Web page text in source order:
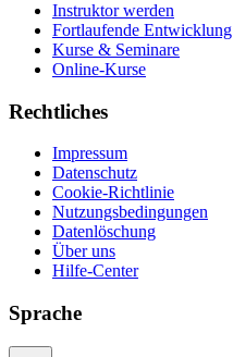
Instruktor werden
Fortlaufende Entwicklung
Kurse & Seminare
Online-Kurse
Rechtliches
Impressum
Datenschutz
Cookie-Richtlinie
Nutzungsbedingungen
Datenlöschung
Über uns
Hilfe-Center
Sprache